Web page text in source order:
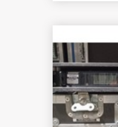
resserré
Vendu
d'origine.
Olivier
06 79 02